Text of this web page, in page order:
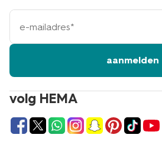
volg HEMA
e-
mailadres
aanmelden